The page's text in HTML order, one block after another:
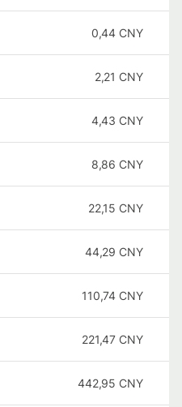
0,44 CNY
2,21 CNY
4,43 CNY
8,86 CNY
22,15 CNY
44,29 CNY
110,74 CNY
221,47 CNY
442,95 CNY